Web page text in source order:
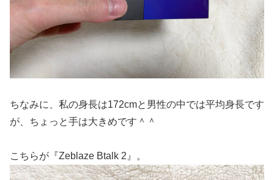
ちなみに、私の身長は172cmと男性の中では平均身長です
が、ちょっと手は大きめです＾＾
こちらが『Zeblaze Btalk 2』。